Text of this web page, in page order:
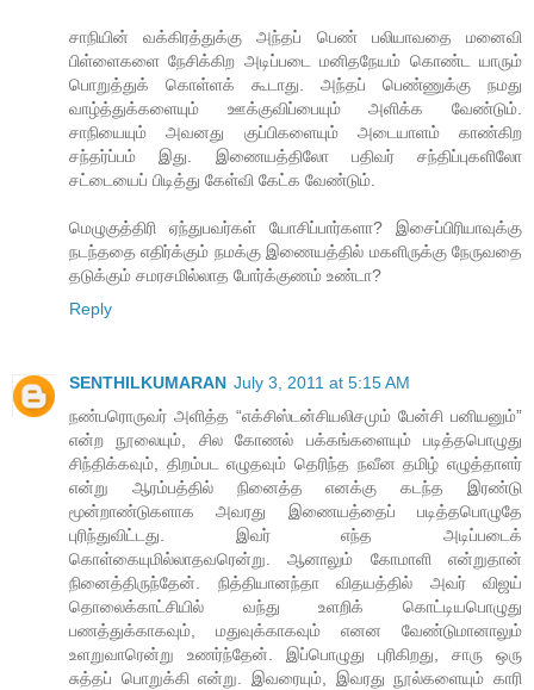
சாநியின் வக்கிரத்துக்கு அந்தப் பெண் பலியாவதை மனைவி
பிள்ளைகளை நேசிக்கிற அடிப்படை மனிதநேயம் கொண்ட யாரும்
பொறுத்துக் கொள்ளக் கூடாது. அந்தப் பெண்ணுக்கு நமது
வாழ்த்துக்களையும் ஊக்குவிப்பையும் அளிக்க வேண்டும்.
சாநியையும் அவனது குப்பிகளையும் அடையாளம் காண்கிற
சந்தர்ப்பம் இது. இணையத்திலோ பதிவர் சந்திப்புகளிலோ
சட்டையைப் பிடித்து கேள்வி கேட்க வேண்டும்.
மெழுகுத்திரி ஏந்துபவர்கள் யோசிப்பார்களா? இசைப்பிரியாவுக்கு
நடந்ததை எதிர்க்கும் நமக்கு இணையத்தில் மகளிருக்கு நேருவதை
தடுக்கும் சமரசமில்லாத போர்க்குணம் உண்டா?
Reply
SENTHILKUMARAN July 3, 2011 at 5:15 AM
நண்பரொருவர் அளித்த “எக்சிஸ்டன்சியலிசமும் பேன்சி பனியனும்”
என்ற நூலையும், சில கோணல் பக்கங்களையும் படித்தபொழுது
சிந்திக்கவும், திறம்பட எழுதவும் தெரிந்த நவீன தமிழ் எழுத்தாளர்
என்று ஆரம்பத்தில் நினைத்த எனக்கு கடந்த இரண்டு
மூன்றாண்டுகளாக அவரது இணையத்தைப் படித்தபொழுதே
புரிந்துவிட்டது. இவர் எந்த அடிப்படைக்
கொள்கையுமில்லாதவரென்று. ஆனாலும் கோமாளி என்றுதான்
நினைத்திருந்தேன். நித்தியானந்தா விதயத்தில் அவர் விஜய்
தொலைக்காட்சியில் வந்து உளறிக் கொட்டியபொழுது
பணத்துக்காகவும், மதுவுக்காகவும் எனன வேண்டுமானாலும்
உளறுவாரென்று உணர்ந்தேன். இப்பொழுது புரிகிறது, சாரு ஒரு
சுத்தப் பொறுக்கி என்று. இவரையும், இவரது நூல்களையும் காரி